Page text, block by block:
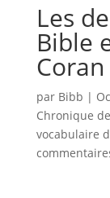
Les
Bible
Coran
par Bibb |
Chronique
vocabulaire